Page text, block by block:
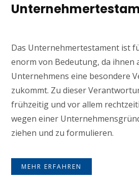
Das Unternehmertestament ist
enorm von Bedeutung, da ihnen
Unternehmens eine besondere
zukommt. Zu dieser
frühzeitig und vor allem
wegen einer
ziehen und zu formulieren.
MEHR ERFAHREN